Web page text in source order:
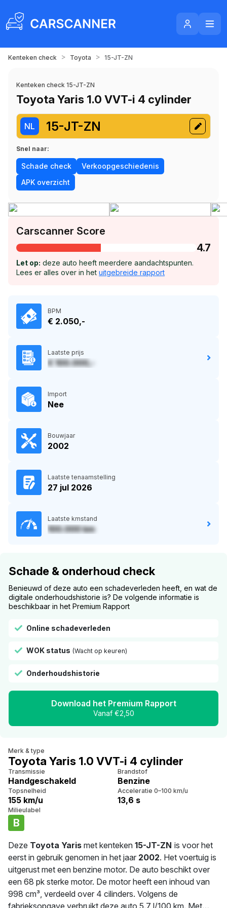
Kenteken check > Toyota > 15-JT-ZN
Kenteken check 15-JT-ZN
Toyota Yaris 1.0 VVT-i 4 cylinder
NL 15-JT-ZN
Snel naar:
Schade check
Verkoopgeschiedenis
APK overzicht
Carscanner Score
4.7
Let op: deze auto heeft meerdere aandachtspunten.
Lees er alles over in het uitgebreide rapport
BPM
€ 2.050,-
Laatste prijs
€ 100.000,-
Import
Nee
Bouwjaar
2002
Laatste tenaamstelling
27 jul 2026
Laatste kmstand
100.000 km
Schade & onderhoud check
Benieuwd of deze auto een schadeverleden heeft, en wat de
digitale onderhoudshistorie is? De volgende informatie is
beschikbaar in het Premium Rapport
Online schadeverleden
WOK status (Wacht op keuren)
Onderhoudshistorie
Download het Premium Rapport
Vanaf €2,50
Merk & type
Toyota Yaris 1.0 VVT-i 4 cylinder
Transmissie
Handgeschakeld
Brandstof
Benzine
Topsnelheid
155 km/u
Acceleratie 0–100 km/u
13,6 s
Milieulabel
B
Deze Toyota Yaris met kenteken 15-JT-ZN is voor het
eerst in gebruik genomen in het jaar 2002. Het voertuig is
uitgerust met een benzine motor. De auto beschikt over
een 68 pk sterke motor. De motor heeft een inhoud van
998 cm³, verdeeld over 4 cilinders. Volgens de
fabrieksopgave verbruikt deze auto 5.7 l/100 km. Met